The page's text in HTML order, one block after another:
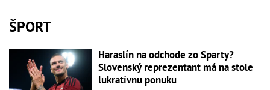
ŠPORT
Haraslín na odchode zo Sparty?
Slovenský reprezentant má na stole
lukratívnu ponuku